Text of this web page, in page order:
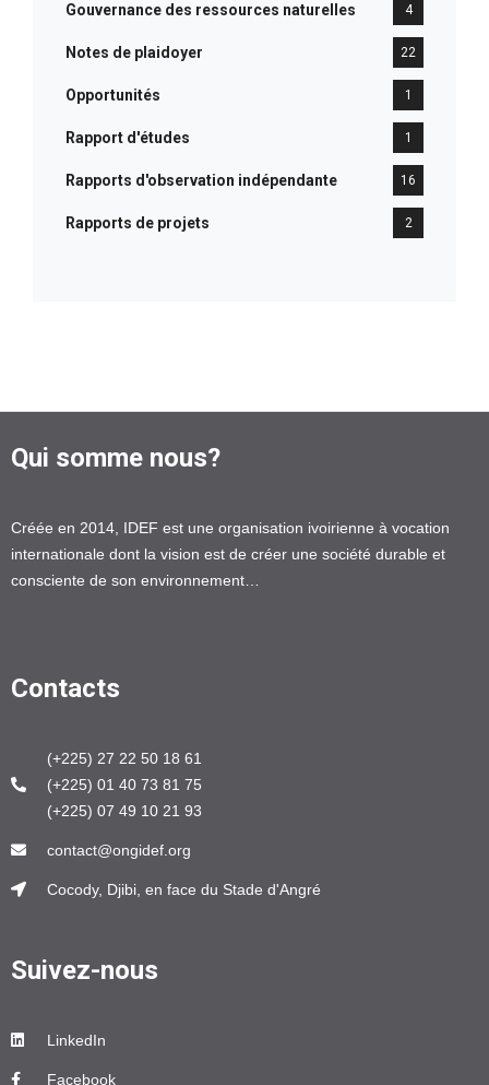
Gouvernance des ressources naturelles 4
Notes de plaidoyer 22
Opportunités 1
Rapport d'études 1
Rapports d'observation indépendante 16
Rapports de projets 2
Qui somme nous?
Créée en 2014, IDEF est une organisation ivoirienne à vocation
internationale dont la vision est de créer une société durable et
consciente de son environnement…
Contacts
(+225) 27 22 50 18 61
(+225) 01 40 73 81 75
(+225) 07 49 10 21 93
contact@ongidef.org
Cocody, Djibi, en face du Stade d'Angré
Suivez-nous
LinkedIn
Facebook